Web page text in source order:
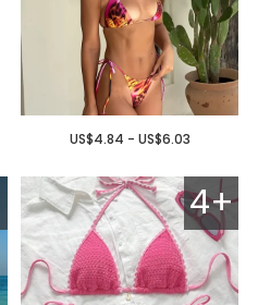
US$4.84 - US$6.03
4+